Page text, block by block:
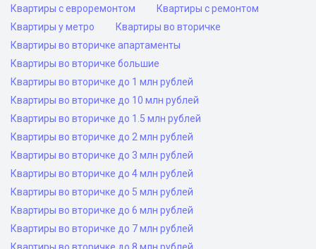
Квартиры с евроремонтом
Квартиры с ремонтом
Квартиры у метро
Квартиры во вторичке
Квартиры во вторичке апартаменты
Квартиры во вторичке большие
Квартиры во вторичке до 1 млн рублей
Квартиры во вторичке до 10 млн рублей
Квартиры во вторичке до 1.5 млн рублей
Квартиры во вторичке до 2 млн рублей
Квартиры во вторичке до 3 млн рублей
Квартиры во вторичке до 4 млн рублей
Квартиры во вторичке до 5 млн рублей
Квартиры во вторичке до 6 млн рублей
Квартиры во вторичке до 7 млн рублей